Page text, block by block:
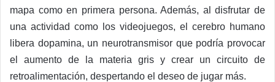
mapa como en primera persona. Además, al disfrutar de
una actividad como los videojuegos, el cerebro humano
libera dopamina, un neurotransmisor que podría provocar
el aumento de la materia gris y crear un circuito de
retroalimentación, despertando el deseo de jugar más.